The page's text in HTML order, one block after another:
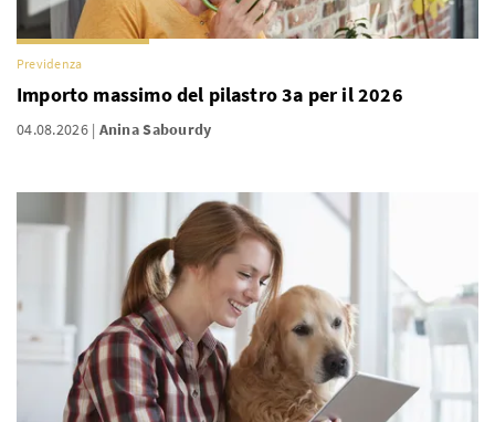
Previdenza
Importo massimo del pilastro 3a per il 2026
04.08.2026 Anina Sabourdy